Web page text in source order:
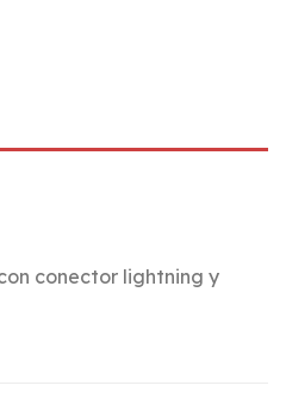
conector lightning y